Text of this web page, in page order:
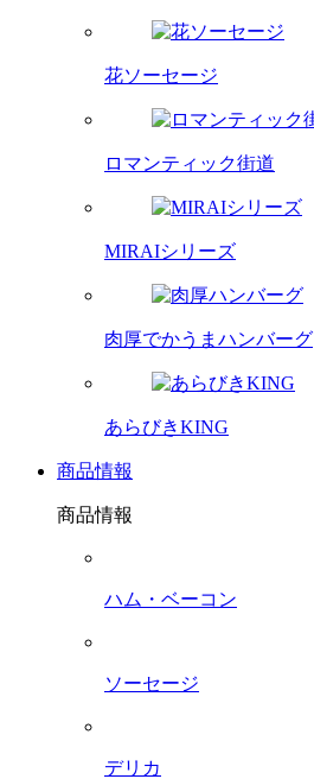
花ソーセージ
ロマンティック街道
MIRAIシリーズ
肉厚でかうまハンバーグ
あらびきKING
商品情報
商品情報
ハム・ベーコン
ソーセージ
デリカ